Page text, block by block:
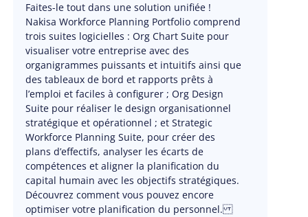
Faites-le tout dans une solution unifiée !
Nakisa Workforce Planning Portfolio comprend
trois suites logicielles : Org Chart Suite pour
visualiser votre entreprise avec des
organigrammes puissants et intuitifs ainsi que
des tableaux de bord et rapports prêts à
l’emploi et faciles à configurer ; Org Design
Suite pour réaliser le design organisationnel
stratégique et opérationnel ; et Strategic
Workforce Planning Suite, pour créer des
plans d’effectifs, analyser les écarts de
compétences et aligner la planification du
capital humain avec les objectifs stratégiques.
Découvrez comment vous pouvez encore
optimiser votre planification du personnel.